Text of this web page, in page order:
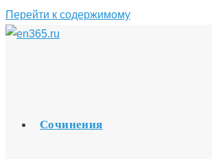
Перейти к содержимому
Сочинения